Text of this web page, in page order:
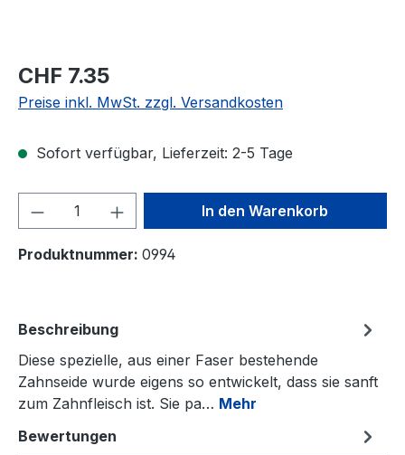
CHF 7.35
Preise inkl. MwSt. zzgl. Versandkosten
Sofort verfügbar, Lieferzeit: 2-5 Tage
Produkt Anzahl: Gib denIn den Warenkorb
Produktnummer: 0994
Beschreibung
Diese spezielle, aus einer Faser bestehende
Zahnseide wurde eigens so entwickelt, dass sie sanft
zum Zahnfleisch ist. Sie pa… Mehr
Bewertungen